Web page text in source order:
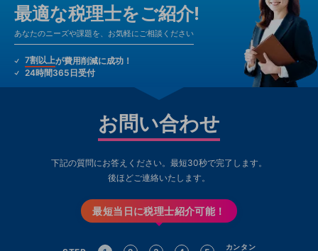
最適な税理士をご紹介!
あなたのニーズや課題を、お気軽にご相談ください
7割以上が費用削減に成功！
24時間365日受付
お問い合わせ
下記の質問にお答えください。最短30秒で完了します。
後ほどご連絡いたします。
最短当日に税理士紹介可能！
カンタン